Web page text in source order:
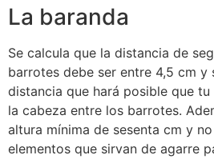
La baranda
Se calcula que la distancia de
barrotes debe ser entre 4,5 cm y
distancia que hará posible que
la cabeza entre los barrotes.
altura mínima de sesenta cm y
elementos que sirvan de agarre